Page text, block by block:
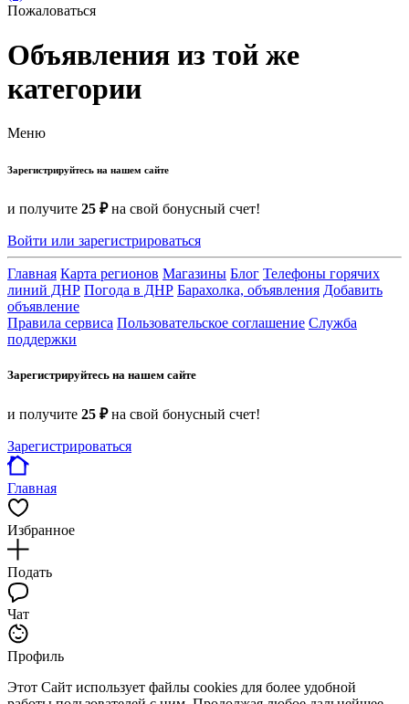
Пожаловаться
Объявления из той же
категории
Меню
Зарегистрируйтесь на нашем сайте
и получите 25 ₽на свой бонусный счет!
Войти или зарегистрироваться
Главная Карта регионов Магазины Блог Телефоны горячих
линий ДНР Погода в ДНР Барахолка, объявления Добавить
объявление
Правила сервиса Пользовательское соглашение Служба
поддержки
Зарегистрируйтесь на нашем сайте
и получите 25 ₽на свой бонусный счет!
Зарегистрироваться
Главная
Избранное
Подать
Чат
Профиль
Этот Сайт использует файлы cookies для более удобной